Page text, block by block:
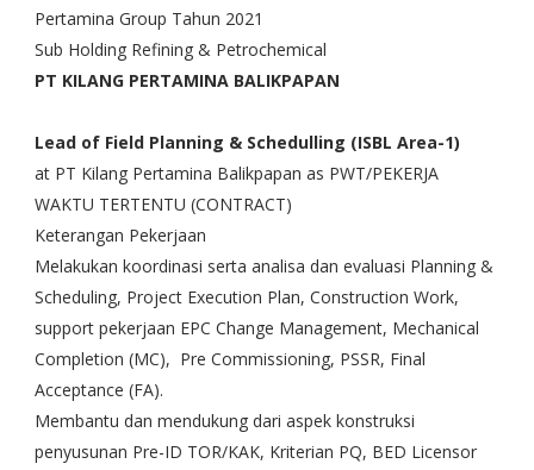
Pertamina Group Tahun 2021
Sub Holding Refining & Petrochemical
PT KILANG PERTAMINA BALIKPAPAN
Lead of Field Planning & Schedulling (ISBL Area-1)
at PT Kilang Pertamina Balikpapan as PWT/PEKERJA
WAKTU TERTENTU (CONTRACT)
Keterangan Pekerjaan
Melakukan koordinasi serta analisa dan evaluasi Planning &
Scheduling, Project Execution Plan, Construction Work,
support pekerjaan EPC Change Management, Mechanical
Completion (MC), Pre Commissioning, PSSR, Final
Acceptance (FA).
Membantu dan mendukung dari aspek konstruksi
penyusunan Pre-ID TOR/KAK, Kriterian PQ, BED Licensor